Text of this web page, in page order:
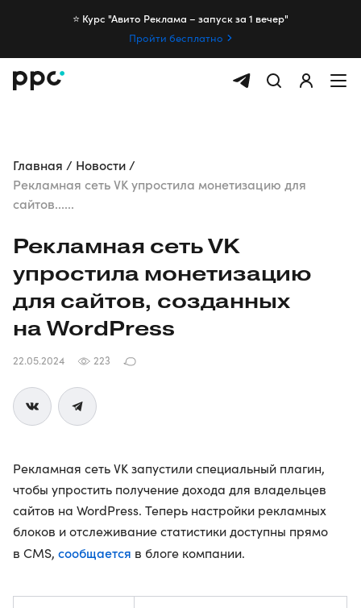
⭐️ Курс "Авито Реклама – запуск за 1 вечер"
Пройти бесплатно
Главная
Новости
Рекламная сеть VK упростила монетизацию для
сайтов......
Рекламная сеть VK
упростила монетизацию
для сайтов, созданных
на WordPress
22.05.2024 223
Рекламная сеть VK запустили специальный плагин,
чтобы упростить получение дохода для владельцев
сайтов на WordPress. Теперь настройки рекламных
блоков и отслеживание статистики доступны прямо
в CMS, сообщается в блоге компании.